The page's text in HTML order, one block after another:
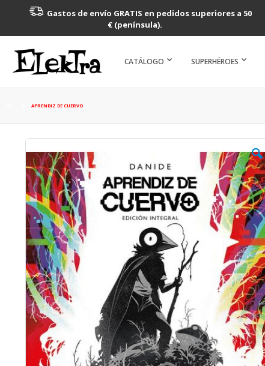
Gastos de envío GRATIS en pedidos superiores a 50
€ (península).
CATÁLOGO SUPERHÉROES
APRENDIZ DE CUERVO
Saltar
al
final
de
la
galería
de
imágenes